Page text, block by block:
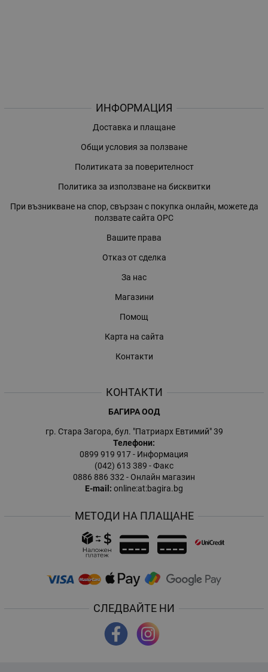
ИНФОРМАЦИЯ
Доставка и плащане
Общи условия за ползване
Политиката за поверителност
Политика за използване на бисквитки
При възникване на спор, свързан с покупка онлайн, можете да
ползвате сайта ОРС
Вашите права
Отказ от сделка
За нас
Магазини
Помощ
Карта на сайта
Контакти
КОНТАКТИ
БАГИРА ООД
гр. Стара Загора, бул. "Патриарх Евтимий" 39
Телефони:
0899 919 917- Информация
(042) 613 389 - Факс
0886 886 332- Онлайн магазин
E-mail: online:at:bagira.bg
МЕТОДИ НА ПЛАЩАНЕ
СЛЕДВАЙТЕ НИ